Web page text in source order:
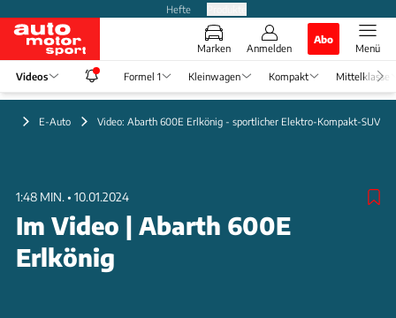
Hefte
Marken Anmelden
Abo
Menü
Videos Formel 1 Kleinwagen Kompakt Mittelklasse
E-Auto Video: Abarth 600E Erlkönig - sportlicher Elektro-Kompakt-SUV
1:48 MIN. • 10.01.2024
Im Video | Abarth 600E
Erlkönig